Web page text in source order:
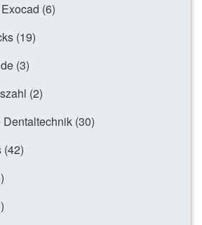
(6)
(19)
(3)
(2)
(30)
(42)